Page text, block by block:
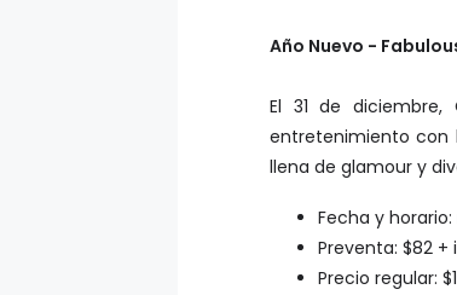
Año Nuevo -
El 31 de
entretenimiento con
llena de glamour y
Fecha y
Preventa: $82
Precio regular: